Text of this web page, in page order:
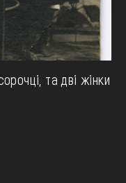
та дві жінки